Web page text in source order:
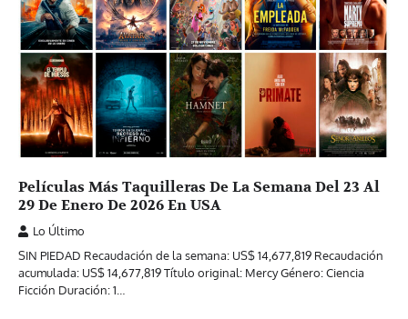
Películas Más Taquilleras De La Semana Del 23 Al
29 De Enero De 2026 En USA
Lo Último
SIN PIEDAD Recaudación de la semana: US$ 14,677,819 Recaudación
acumulada: US$ 14,677,819 Título original: Mercy Género: Ciencia
Ficción Duración: 1…